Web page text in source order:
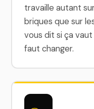
travaille autant
briques que sur
vous dit si ça
faut changer.